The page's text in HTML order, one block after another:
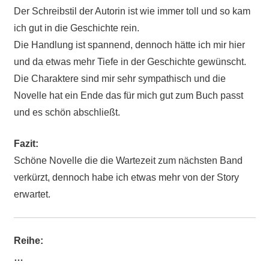
Der Schreibstil der Autorin ist wie immer toll und so kam
ich gut in die Geschichte rein.
Die Handlung ist spannend, dennoch hätte ich mir hier
und da etwas mehr Tiefe in der Geschichte gewünscht.
Die Charaktere sind mir sehr sympathisch und die
Novelle hat ein Ende das für mich gut zum Buch passt
und es schön abschließt.
Fazit:
Schöne Novelle die die Wartezeit zum nächsten Band
verkürzt, dennoch habe ich etwas mehr von der Story
erwartet.
Reihe:
…